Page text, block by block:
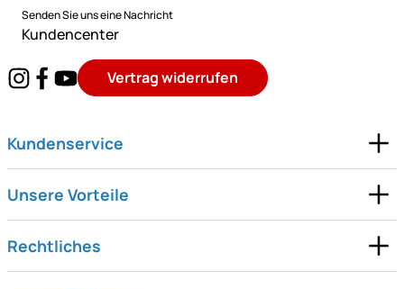
Senden Sie uns eine Nachricht
Kundencenter
Vertrag widerrufen
Kundenservice
Unsere Vorteile
Rechtliches